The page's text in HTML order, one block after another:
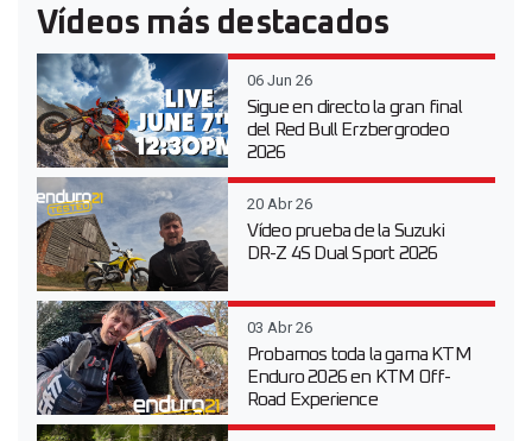
Vídeos más destacados
06 Jun 26
Sigue en directo la gran final
del Red Bull Erzbergrodeo
2026
20 Abr 26
Vídeo prueba de la Suzuki
DR-Z 4S Dual Sport 2026
03 Abr 26
Probamos toda la gama KTM
Enduro 2026 en KTM Off-
Road Experience